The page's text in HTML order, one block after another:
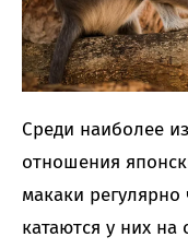
Среди наиболее
отношения
макаки
катаются у них на